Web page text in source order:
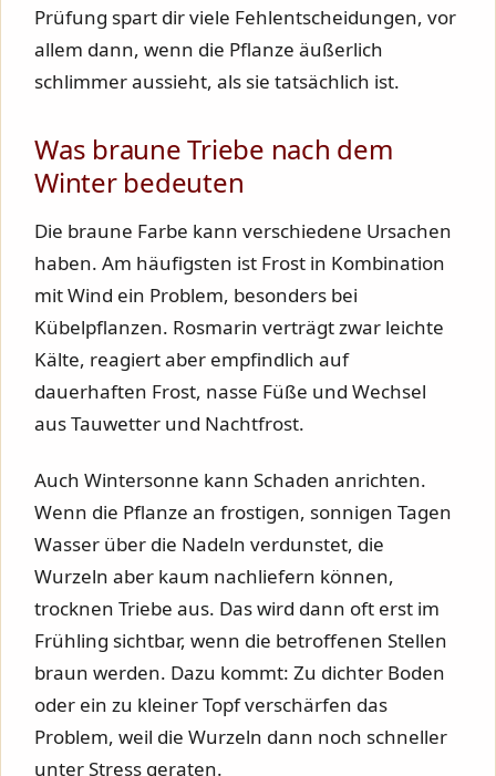
Prüfung spart dir viele Fehlentscheidungen, vor
allem dann, wenn die Pflanze äußerlich
schlimmer aussieht, als sie tatsächlich ist.
Was braune Triebe nach dem
Winter bedeuten
Die braune Farbe kann verschiedene Ursachen
haben. Am häufigsten ist Frost in Kombination
mit Wind ein Problem, besonders bei
Kübelpflanzen. Rosmarin verträgt zwar leichte
Kälte, reagiert aber empfindlich auf
dauerhaften Frost, nasse Füße und Wechsel
aus Tauwetter und Nachtfrost.
Auch Wintersonne kann Schaden anrichten.
Wenn die Pflanze an frostigen, sonnigen Tagen
Wasser über die Nadeln verdunstet, die
Wurzeln aber kaum nachliefern können,
trocknen Triebe aus. Das wird dann oft erst im
Frühling sichtbar, wenn die betroffenen Stellen
braun werden. Dazu kommt: Zu dichter Boden
oder ein zu kleiner Topf verschärfen das
Problem, weil die Wurzeln dann noch schneller
unter Stress geraten.